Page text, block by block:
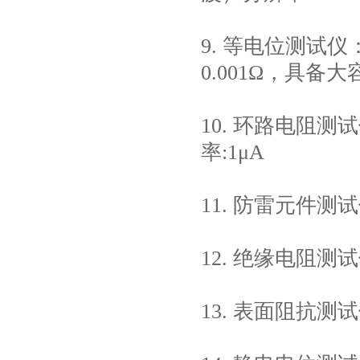
9. 等电位测试仪
0.001Ω，具备大
10. 环路电阻测
率:1μA
11. 防雷元件测
12. 绝缘电阻测
13. 表面阻抗测